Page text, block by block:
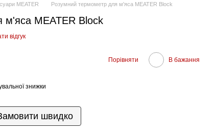
MEATER Розумний термометр для м'яса MEATER Block
м'яса MEATER Block
відгук
Порівняти В бажання
знижки
швидко